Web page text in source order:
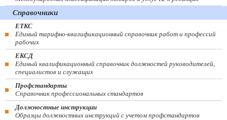
Справочники
ЕТКС
Единый тарифно-квалификационный справочник работ и профессий
рабочих
ЕКСД
Единый квалификационный справочник должностей руководителей,
специалистов и служащих
Профстандарты
Справочник профессиональных стандартов
Должностные инструкции
Образцы должностных инструкций с учетом профстандартов